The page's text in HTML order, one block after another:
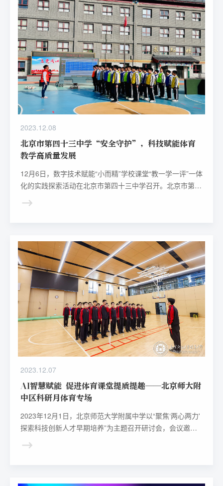
2023.12.08
北京市第四十三中学“安全守护”，科技赋能体育
教学高质量发展
12月6日，数字技术赋能“小而精”学校课堂“教一学一评”一体
化的实践探索活动在北京市第四十三中学召开。北京市第四
过建设“互联网+智慧校园”生态系统为目标，以数字技术赋
2023.12.07
AI智慧赋能 促进体育课堂提质提趣——北京师大附
中区科研月体育专场
2023年12月1日，北京师范大学附属中学以“聚焦‘两心两力'
探索科技创新人才早期培养”为主题召开研讨会，会议邀请